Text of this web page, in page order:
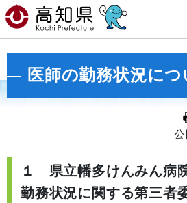
医師の勤務状況につ
１ 県立幡多けんみん病
勤務状況に関する第三者